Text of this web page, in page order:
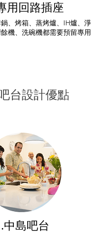
用回路插座
、烤箱、蒸烤爐、IH爐、淨
機、洗碗機都需要預留專用
台設計優點
中島吧台